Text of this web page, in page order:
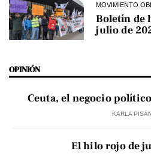
MOVIMIENTO
Boletín de
julio de
OPINIÓN
Ceuta, el negocio
KARLA
El hilo rojo de